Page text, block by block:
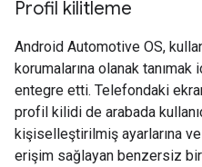
Profil kilitleme
Android Automotive OS,
korumalarına olanak
entegre etti. Telefondaki
profil kilidi de arabada
kişiselleştirilmiş ayarlarına
erişim sağlayan benzersiz